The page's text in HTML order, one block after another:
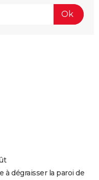
à dégraisser la paroi de